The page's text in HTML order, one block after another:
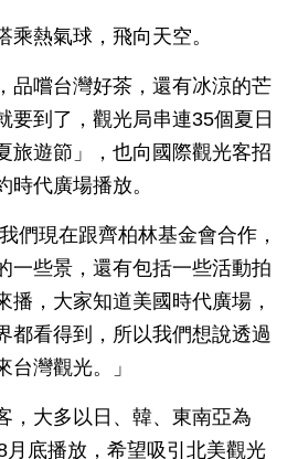
乘熱氣球，飛向天空。
品嚐台灣好茶，還有冰涼的芒
要到了，觀光局串連35個夏日
旅遊節」，也向國際觀光客招
時代廣場播放。
們現在跟齊柏林基金會合作，
一些景，還有包括一些活動拍
播，大家知道美國時代廣場，
都看得到，所以我們想說透過
台灣觀光。」
，大多以日、韓、東南亞為
底播放，希望吸引北美觀光